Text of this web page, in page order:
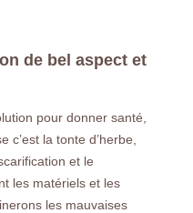
de bel aspect et
pour donner santé,
la tonte d’herbe,
et le
les matériels et les
les mauvaises